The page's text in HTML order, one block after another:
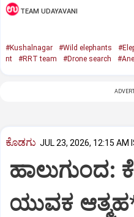
TEAM UDAYAVANI
#Kushalnagar #Wild elephants
nt
#RRT team #Drone search
ಕೊಡಗು JUL 23, 2026, 12:15 AM
ಹಾಲುಗುಂದ:
ಯುವಕ